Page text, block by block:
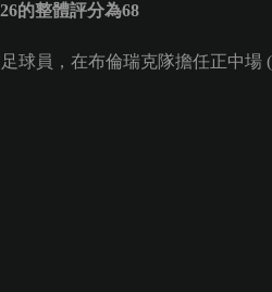
的整體評分為68
球員，在布倫瑞克隊擔任正中場